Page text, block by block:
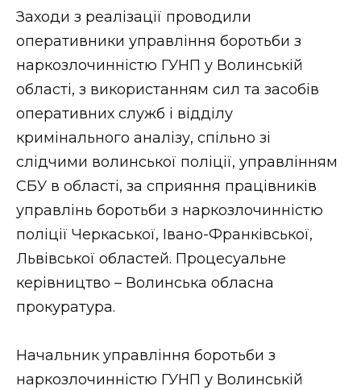
Заходи з реалізації проводили
оперативники управління боротьби з
наркозлочинністю ГУНП у Волинській
області, з використанням сил та засобів
оперативних служб і відділу
кримінального аналізу, спільно зі
слідчими волинської поліції, управлінням
СБУ в області, за сприяння працівників
управлінь боротьби з наркозлочинністю
поліції Черкаської, Івано-Франківської,
Львівської областей. Процесуальне
керівництво – Волинська обласна
прокуратура.
Начальник управління боротьби з
наркозлочинністю ГУНП у Волинській